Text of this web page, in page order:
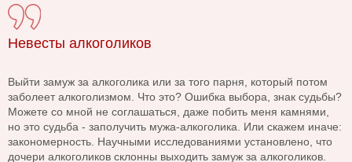
Невесты алкоголиков
Выйти замуж за алкоголика или за того парня, который потом
заболеет алкоголизмом. Что это? Ошибка выбора, знак судьбы?
Можете со мной не соглашаться, даже побить меня камнями,
но это судьба - заполучить мужа-алкоголика. Или скажем иначе:
закономерность. Научными исследованиями установлено, что
дочери алкоголиков склонны выходить замуж за алкоголиков.